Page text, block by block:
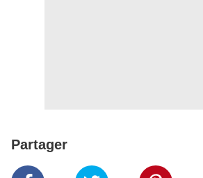
Partager